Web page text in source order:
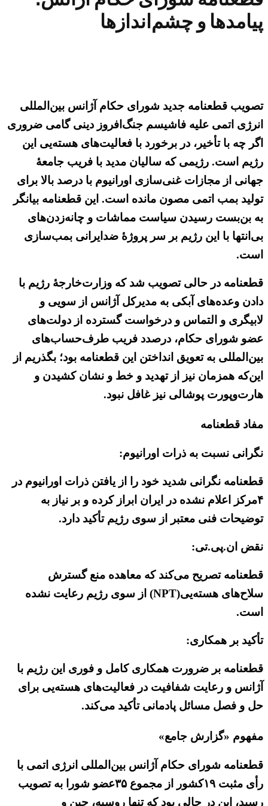
پیامدها و چشم‌اندازها
تصویب قطعنامه جدید شورای حکام آژانس بین‌المللی
انرژی اتمی علیه فاشیسم جنگ‌افروز دینی گامی ضروری
اگر چه با تأخیر، در برخورد با فعالیت‌های هسته‌یی این
رژیم است. رژیمی که سالیان مدید با فریب جامعهٔ
جهانی از مجازات غنی‌سازی اورانیوم با درصد بالا برای
تولید بمب اتمی مصون مانده است. این قطعنامه بیانگر
به بن‌بست رسیدن سیاست مماشات و چانه‌زدن‌های
بی‌انتها با این رژیم بر سر پروژهٔ ضدایرانی بمب‌سازی
است.
قطعنامه در حالی تصویب شد که وزارت‌خارجهٔ رژیم با
دادن وعده‌های آبکی به مدیرکل آژانس از سویی و
لابیگری و التماس و درخواست گسترده از دولت‌های
عضو شورای حکام، درصدد فریب طرف‌حساب‌های
بین‌المللی به تعویق انداختن این قطعنامه بود؛ بگذریم از
این‌که همزمان نیز از تهدید و خط‌ و نشان کشیدن و
هارت‌و‌پورت پوشالی نیز غافل نبود.
مفاد قطعنامه
نگرانی نسبت به ذرات اورانیوم:
قطعنامه نگرانی شدید خود را از یافتن ذرات اورانیوم در
۴مرکز اعلام نشده در ایران ابراز کرده و بر نیاز به
توضیحات فنی معتبر از سوی رژیم تأکید دارد.
نقض ان.پی.تی:
قطعنامه تصریح می‌کند که معاهده منع گسترش
سلاح‌های هسته‌یی(NPT) از سوی رژیم رعایت نشده
است.
تأکید بر همکاری:
قطعنامه بر ضرورت همکاری کامل و فوری این رژیم با
آژانس و رعایت شفافیت در فعالیت‌های هسته‌یی برای
حل و فصل مسائل پادمانی تأکید می‌کند.
مفهوم «گزارش جامع»
قطعنامه شورای حکام آژانس بین‌المللی انرژی اتمی با
رأی مثبت ۱۹کشور از مجموع ۳۵عضو شورا به تصویب
رسید، این در حالی بود که تنها روسیه، چین و